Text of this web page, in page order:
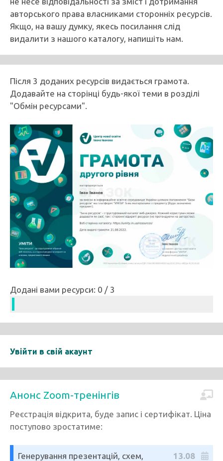
авторського права власниками сторонніх ресурсів.
Якщо, на вашу думку, якесь посилання слід
видалити з нашого каталогу, напишіть нам.
Після 3 доданих ресурсів видається грамота.
Додавайте на сторінці будь-якої теми в розділі
"Обмін ресурсами".
Додані вами ресурси: 0 / 3
Увійти в свій акаунт
Анонс Zoom-тренінгів
Реєстрація відкрита, буде запис і сертифікат. Ціна
поступово зростатиме:
Генерування презентацій, схем,
13.08